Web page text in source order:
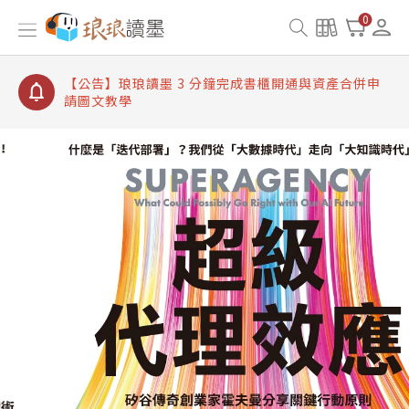
0
【公告】琅琅讀墨數位閱讀資產合併與書櫃開通申請
【公告】琅琅讀墨書櫃開通常見問題
【公告】琅琅讀墨 3 分鐘完成書櫃開通與資產合併申
請圖文教學
【公告】因 Readmoo 讀墨系統維護中，本站同步暫
停部分閱讀服務